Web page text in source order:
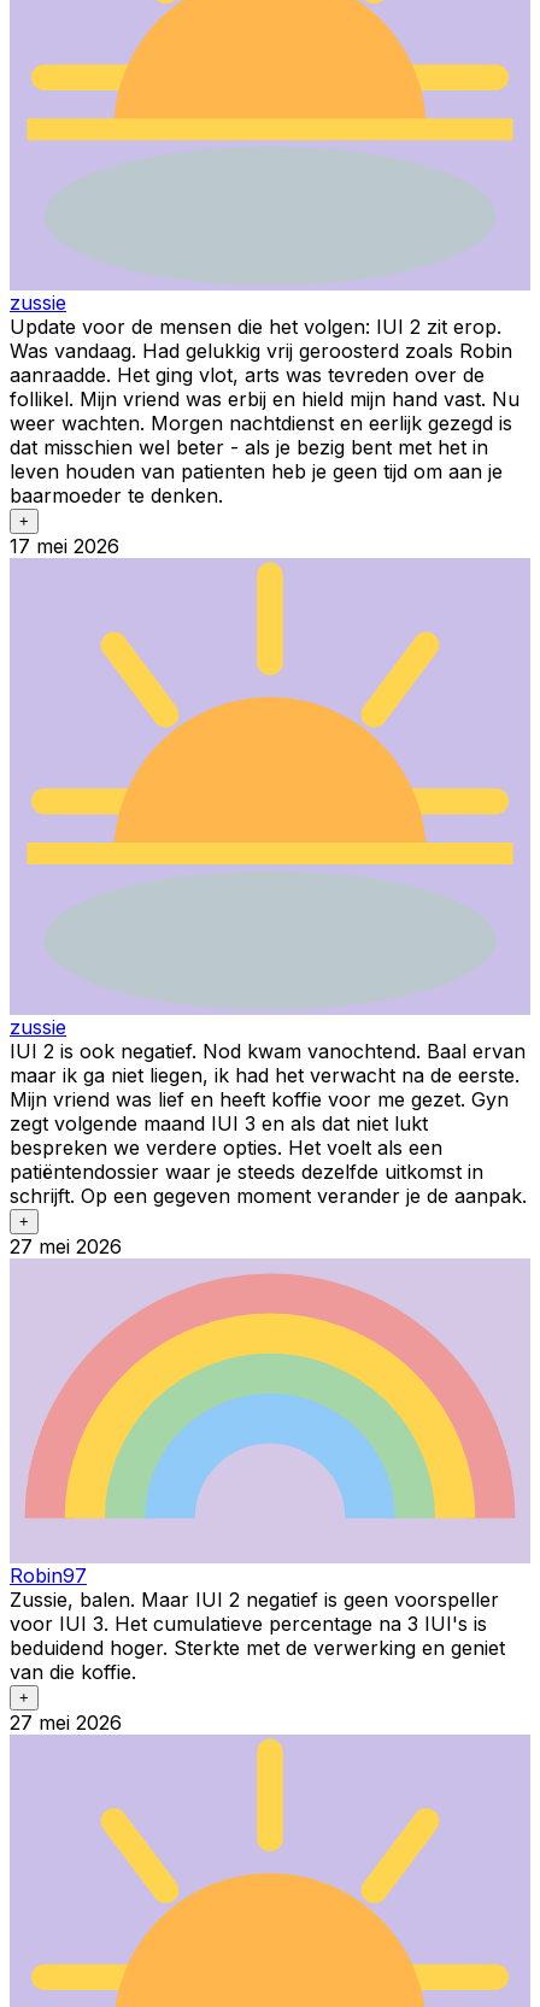
zussie
Update voor de mensen die het volgen: IUI 2 zit erop.
Was vandaag. Had gelukkig vrij geroosterd zoals Robin
aanraadde. Het ging vlot, arts was tevreden over de
follikel. Mijn vriend was erbij en hield mijn hand vast. Nu
weer wachten. Morgen nachtdienst en eerlijk gezegd is
dat misschien wel beter - als je bezig bent met het in
leven houden van patienten heb je geen tijd om aan je
baarmoeder te denken.
+
17 mei 2026
zussie
IUI 2 is ook negatief. Nod kwam vanochtend. Baal ervan
maar ik ga niet liegen, ik had het verwacht na de eerste.
Mijn vriend was lief en heeft koffie voor me gezet. Gyn
zegt volgende maand IUI 3 en als dat niet lukt
bespreken we verdere opties. Het voelt als een
patiëntendossier waar je steeds dezelfde uitkomst in
schrijft. Op een gegeven moment verander je de aanpak.
+
27 mei 2026
Robin97
Zussie, balen. Maar IUI 2 negatief is geen voorspeller
voor IUI 3. Het cumulatieve percentage na 3 IUI's is
beduidend hoger. Sterkte met de verwerking en geniet
van die koffie.
+
27 mei 2026